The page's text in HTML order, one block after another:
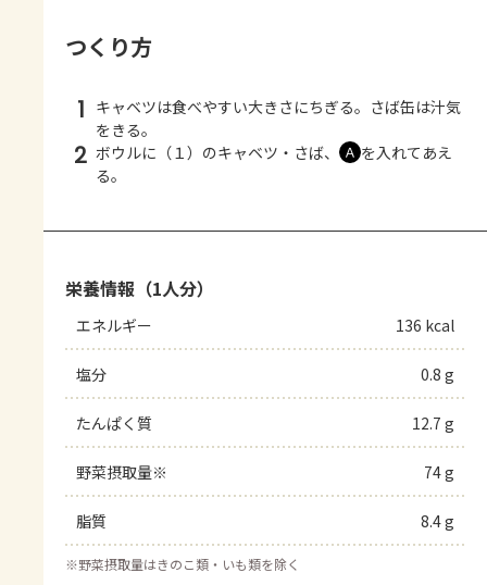
つくり方
1 キャベツは食べやすい大きさにちぎる。さば缶は汁気
をきる。
2 ボウルに（１）のキャベツ・さば、 Ａ を入れてあえ
る。
栄養情報（1人分）
エネルギー 136 kcal
塩分 0.8 g
たんぱく質 12.7 g
野菜摂取量※ 74 g
脂質 8.4 g
※野菜摂取量はきのこ類・いも類を除く